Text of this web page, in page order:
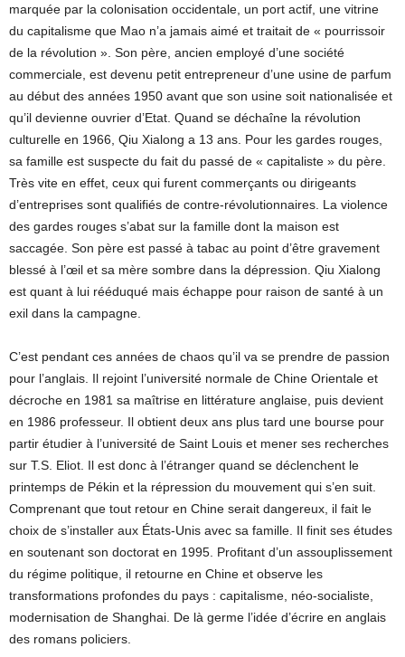
marquée par la colonisation occidentale, un port actif, une vitrine
du capitalisme que Mao n’a jamais aimé et traitait de « pourrissoir
de la révolution ». Son père, ancien employé d’une société
commerciale, est devenu petit entrepreneur d’une usine de parfum
au début des années 1950 avant que son usine soit nationalisée et
qu’il devienne ouvrier d’Etat. Quand se déchaîne la révolution
culturelle en 1966, Qiu Xialong a 13 ans. Pour les gardes rouges,
sa famille est suspecte du fait du passé de « capitaliste » du père.
Très vite en effet, ceux qui furent commerçants ou dirigeants
d’entreprises sont qualifiés de contre-révolutionnaires. La violence
des gardes rouges s’abat sur la famille dont la maison est
saccagée. Son père est passé à tabac au point d’être gravement
blessé à l’œil et sa mère sombre dans la dépression. Qiu Xialong
est quant à lui rééduqué mais échappe pour raison de santé à un
exil dans la campagne.
C’est pendant ces années de chaos qu’il va se prendre de passion
pour l’anglais. Il rejoint l’université normale de Chine Orientale et
décroche en 1981 sa maîtrise en littérature anglaise, puis devient
en 1986 professeur. Il obtient deux ans plus tard une bourse pour
partir étudier à l’université de Saint Louis et mener ses recherches
sur T.S. Eliot. Il est donc à l’étranger quand se déclenchent le
printemps de Pékin et la répression du mouvement qui s’en suit.
Comprenant que tout retour en Chine serait dangereux, il fait le
choix de s’installer aux États-Unis avec sa famille. Il finit ses études
en soutenant son doctorat en 1995. Profitant d’un assouplissement
du régime politique, il retourne en Chine et observe les
transformations profondes du pays : capitalisme, néo-socialiste,
modernisation de Shanghai. De là germe l’idée d’écrire en anglais
des romans policiers.